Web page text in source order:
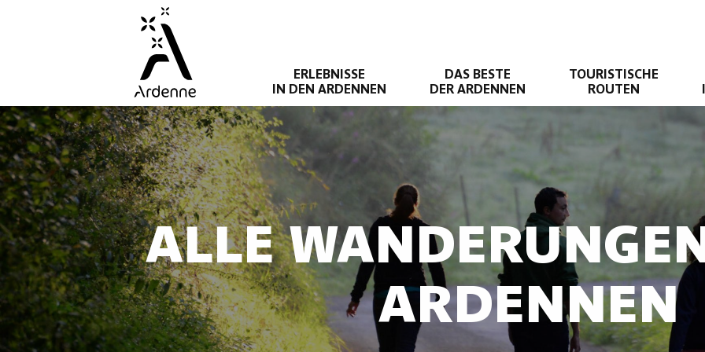
ERLEBNISSE
IN DEN ARDENNEN
DAS BESTE
DER ARDENNEN
TOURISTISCHE
ROUTEN
ALLE
ARDENNEN